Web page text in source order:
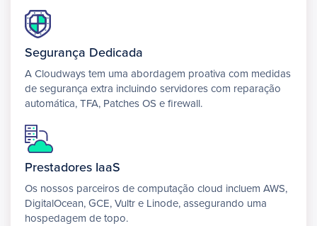
Segurança Dedicada
A Cloudways tem uma abordagem proativa com medidas
de segurança extra incluindo servidores com reparação
automática, TFA, Patches OS e firewall.
Prestadores IaaS
Os nossos parceiros de computação cloud incluem AWS,
DigitalOcean, GCE, Vultr e Linode, assegurando uma
hospedagem de topo.